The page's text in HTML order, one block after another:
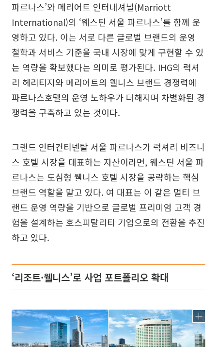
파르나스’와 메리어트 인터내셔널(Marriott
International)의 ‘웨스틴 서울 파르나스’를 함께 운
영하고 있다. 이는 서로 다른 글로벌 브랜드의 운영
철학과 서비스 기준을 국내 시장에 맞게 구현할 수 있
는 역량을 확보했다는 의미로 평가된다. IHG의 럭셔
리 헤리티지와 메리어트의 웰니스 브랜드 경쟁력에
파르나스호텔의 운영 노하우가 더해지며 차별화된 경
쟁력을 구축하고 있는 것이다.
그랜드 인터컨티넨탈 서울 파르나스가 럭셔리 비즈니
스 호텔 시장을 대표하는 자산이라면, 웨스틴 서울 파
르나스는 도심형 웰니스 호텔 시장을 공략하는 핵심
브랜드 역할을 맡고 있다. 여 대표는 이 같은 멀티 브
랜드 운영 역량을 기반으로 글로벌 프리미엄 고객 경
험을 설계하는 호스피탈리티 기업으로의 전환을 추진
하고 있다.
‘리조트·웰니스’로 사업 포트폴리오 확대